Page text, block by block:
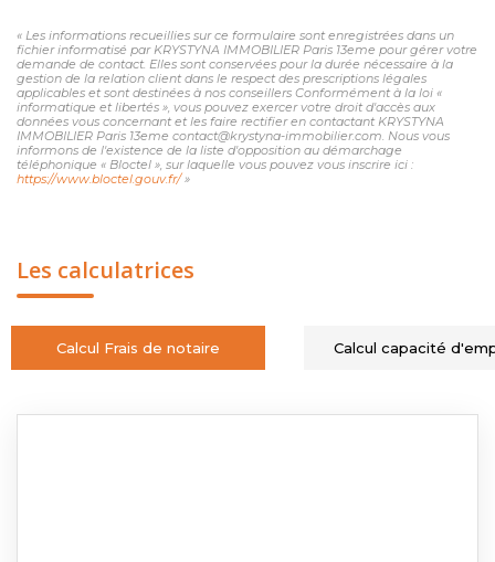
« Les informations recueillies sur ce formulaire sont enregistrées dans un
fichier informatisé par KRYSTYNA IMMOBILIER Paris 13eme pour gérer votre
demande de contact. Elles sont conservées pour la durée nécessaire à la
gestion de la relation client dans le respect des prescriptions légales
applicables et sont destinées à nos conseillers Conformément à la loi «
informatique et libertés », vous pouvez exercer votre droit d'accès aux
données vous concernant et les faire rectifier en contactant KRYSTYNA
IMMOBILIER Paris 13eme contact@krystyna-immobilier.com. Nous vous
informons de l'existence de la liste d'opposition au démarchage
téléphonique « Bloctel », sur laquelle vous pouvez vous inscrire ici :
https://www.bloctel.gouv.fr/»
Les calculatrices
Calcul Frais de notaire Calcul capacité